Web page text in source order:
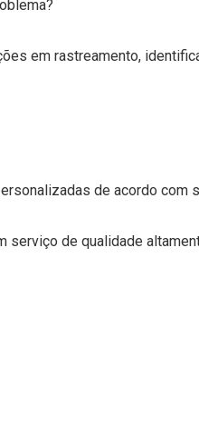
em rastreamento,
de acordo com
serviço de qualidade